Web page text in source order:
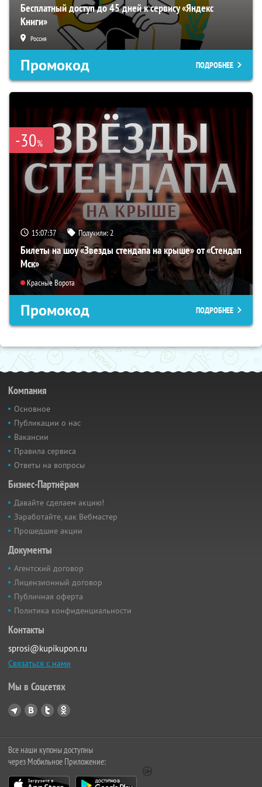
Бесплатный доступ до 45 дней к сервису «Яндекс
Книги»
Россия
Промокод ПОДРОБНЕЕ
-30%
15:07:36 Получили:2
Билеты на шоу «Звезды стендапа на крыше» от «Стендап
Мск»
Красные Ворота
Промокод ПОДРОБНЕЕ
Компания
Основное
Публикации о нас
Вакансии
Правила сервиса
Ответы на вопросы
Бизнес-Партнёрам
Давайте сделаем акцию!
Заработайте, как Вебмастер
Прошедшие акции
Документы
Агентский договор
Лицензионный договор
Публичная оферта
Политика конфиденциальности
Контакты
sprosi@kupikupon.ru
Связаться с нами
Мы в Соцсетях
Все наши купоны доступны
через Мобильное Приложение: